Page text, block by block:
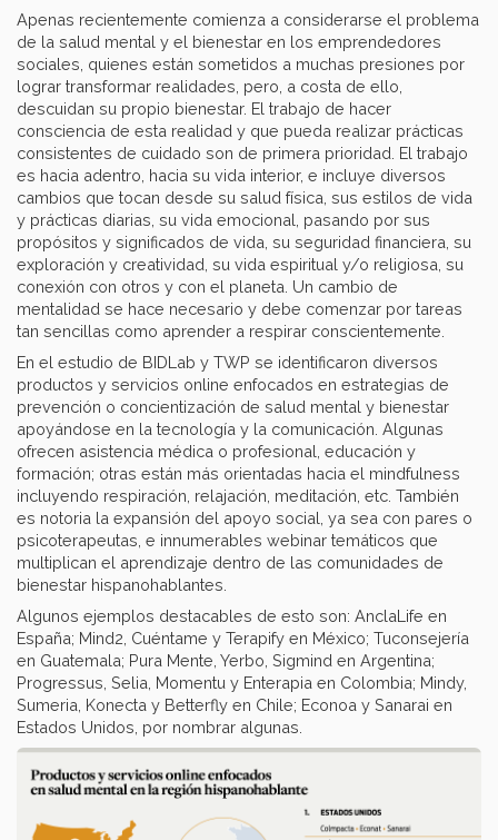
Apenas recientemente comienza a considerarse el problema
de la salud mental y el bienestar en los emprendedores
sociales, quienes están sometidos a muchas presiones por
lograr transformar realidades, pero, a costa de ello,
descuidan su propio bienestar. El trabajo de hacer
consciencia de esta realidad y que pueda realizar prácticas
consistentes de cuidado son de primera prioridad. El trabajo
es hacia adentro, hacia su vida interior, e incluye diversos
cambios que tocan desde su salud física, sus estilos de vida
y prácticas diarias, su vida emocional, pasando por sus
propósitos y significados de vida, su seguridad financiera, su
exploración y creatividad, su vida espiritual y/o religiosa, su
conexión con otros y con el planeta. Un cambio de
mentalidad se hace necesario y debe comenzar por tareas
tan sencillas como aprender a respirar conscientemente.
En el estudio de BIDLab y TWP se identificaron diversos
productos y servicios online enfocados en estrategias de
prevención o concientización de salud mental y bienestar
apoyándose en la tecnología y la comunicación. Algunas
ofrecen asistencia médica o profesional, educación y
formación; otras están más orientadas hacia el mindfulness
incluyendo respiración, relajación, meditación, etc. También
es notoria la expansión del apoyo social, ya sea con pares o
psicoterapeutas, e innumerables webinar temáticos que
multiplican el aprendizaje dentro de las comunidades de
bienestar hispanohablantes.
Algunos ejemplos destacables de esto son: AnclaLife en
España; Mind2, Cuéntame y Terapify en México; Tuconsejería
en Guatemala; Pura Mente, Yerbo, Sigmind en Argentina;
Progressus, Selia, Momentu y Enterapia en Colombia; Mindy,
Sumeria, Konecta y Betterfly en Chile; Econoa y Sanarai en
Estados Unidos, por nombrar algunas.